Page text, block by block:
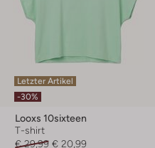
Letzter Artikel
-30%
Looxs 10sixteen
T-shirt
€ 29,99 € 20,99